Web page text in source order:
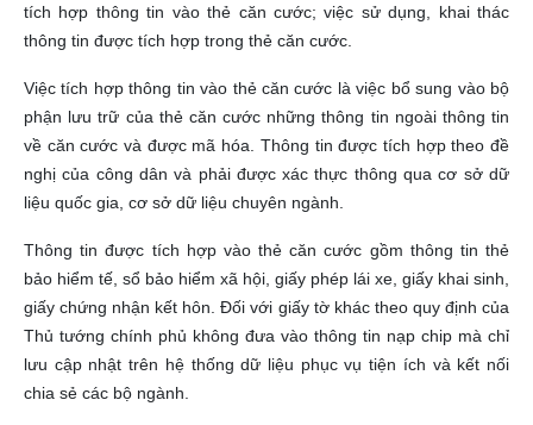
tích hợp thông tin vào thẻ căn cước; việc sử dụng, khai thác
thông tin được tích hợp trong thẻ căn cước.
Việc tích hợp thông tin vào thẻ căn cước là việc bổ sung vào bộ
phận lưu trữ của thẻ căn cước những thông tin ngoài thông tin
về căn cước và được mã hóa. Thông tin được tích hợp theo đề
nghị của công dân và phải được xác thực thông qua cơ sở dữ
liệu quốc gia, cơ sở dữ liệu chuyên ngành.
Thông tin được tích hợp vào thẻ căn cước gồm thông tin thẻ
bảo hiểm tế, sổ bảo hiểm xã hội, giấy phép lái xe, giấy khai sinh,
giấy chứng nhận kết hôn. Đối với giấy tờ khác theo quy định của
Thủ tướng chính phủ không đưa vào thông tin nạp chip mà chỉ
lưu cập nhật trên hệ thống dữ liệu phục vụ tiện ích và kết nối
chia sẻ các bộ ngành.